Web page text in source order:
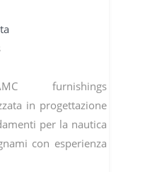
furnishings
in progettazione
per la nautica
con esperienza